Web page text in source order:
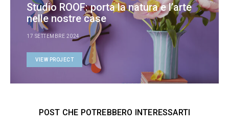
Studio ROOF: porta la natura e l’arte
nelle nostre case
17 SETTEMBRE 2024
VIEW PROJECT
POST CHE POTREBBERO INTERESSARTI